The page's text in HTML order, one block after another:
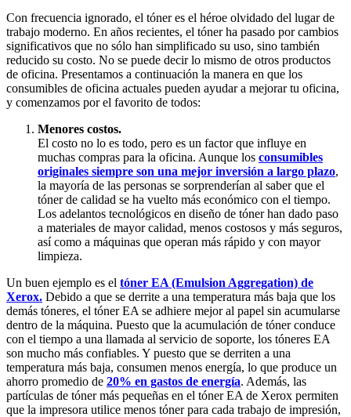
Con frecuencia ignorado, el tóner es el héroe olvidado del lugar de
trabajo moderno. En años recientes, el tóner ha pasado por cambios
significativos que no sólo han simplificado su uso, sino también
reducido su costo. No se puede decir lo mismo de otros productos
de oficina. Presentamos a continuación la manera en que los
consumibles de oficina actuales pueden ayudar a mejorar tu oficina,
y comenzamos por el favorito de todos:
Menores costos.
El costo no lo es todo, pero es un factor que influye en
muchas compras para la oficina. Aunque los consumibles
originales siempre son una mejor inversión a largo plazo,
la mayoría de las personas se sorprenderían al saber que el
tóner de calidad se ha vuelto más económico con el tiempo.
Los adelantos tecnológicos en diseño de tóner han dado paso
a materiales de mayor calidad, menos costosos y más seguros,
así como a máquinas que operan más rápido y con mayor
limpieza.
Un buen ejemplo es el tóner EA (Emulsion Aggregation) de
Xerox. Debido a que se derrite a una temperatura más baja que los
demás tóneres, el tóner EA se adhiere mejor al papel sin acumularse
dentro de la máquina. Puesto que la acumulación de tóner conduce
con el tiempo a una llamada al servicio de soporte, los tóneres EA
son mucho más confiables. Y puesto que se derriten a una
temperatura más baja, consumen menos energía, lo que produce un
ahorro promedio de 20% en gastos de energía. Además, las
partículas de tóner más pequeñas en el tóner EA de Xerox permiten
que la impresora utilice menos tóner para cada trabajo de impresión,